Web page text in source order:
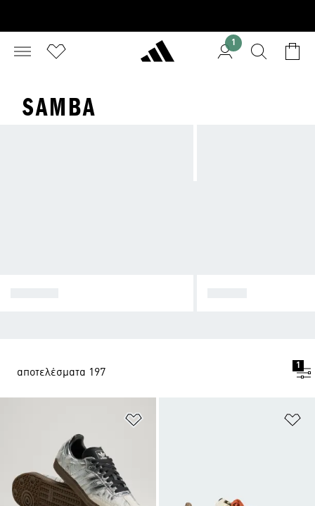
1
SAMBA
αποτελέσματα 197
1
Προσθήκη στη Λίστα Επιθυμιών